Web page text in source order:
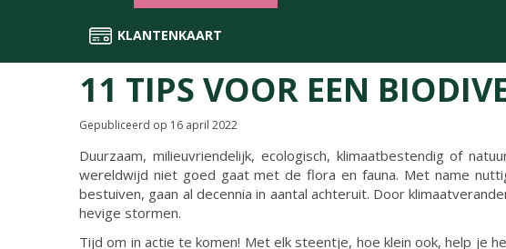
Home Nieuws 11 tips voor een biodiverse tuin
KLANTENKAART
11 TIPS VOOR EEN
Gepubliceerd op 16 april 2022
Duurzaam, milieuvriendelijk, ecologisch, klimaatbestendig of
wereldwijd niet goed gaat met de flora en fauna. Met name
bestuiven, gaan al decennia in aantal achteruit. Door
hevige stormen.
Tijd om in actie te komen! Met elk steentje, hoe klein ook, help je